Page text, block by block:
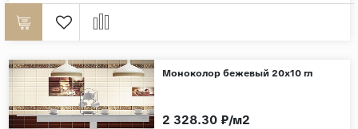
Моноколор бежевый 20х10 гл
2 328.30 ₽/м2